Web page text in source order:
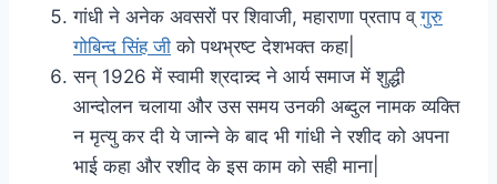
गांधी ने अनेक अवसरों पर शिवाजी, महाराणा प्रताप व्गुरु
गोबिन्द सिंह जी को पथभ्रष्ट देशभक्त कहा|
सन् 1926 में स्वामी श्रदान्न्द ने आर्य समाज में शुद्धी
आन्दोलन चलाया और उस समय उनकी अब्दुल नामक व्यक्ति
न मृत्यु कर दी ये जान्ने के बाद भी गांधी ने रशीद को अपना
भाई कहा और रशीद के इस काम को सही माना|